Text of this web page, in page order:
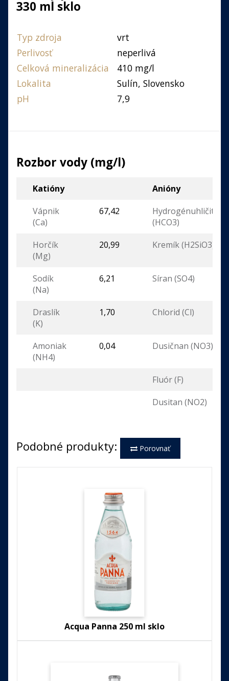
330 ml sklo
Typ zdroja
vrt
Perlivosť
neperlivá
Celková mineralizácia
410 mg/l
Lokalita
Sulín, Slovensko
pH
7,9
Rozbor vody (mg/l)
Katióny
Anióny
Vápnik
(Ca)
67,42
Hydrogénuhličitan
(HCO3)
Horčík
(Mg)
20,99 Kremík (H2SiO3)
Sodík
(Na)
6,21 Síran (SO4)
Draslík
(K)
1,70 Chlorid (Cl)
Amoniak
(NH4)
0,04 Dusičnan (NO3)
Fluór (F)
Dusitan (NO2)
Podobné produkty: Porovnať
Acqua Panna 250 ml sklo